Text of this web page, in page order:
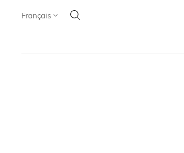
Language
Français Cherchez
CHERCHEZ